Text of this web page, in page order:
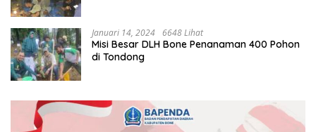
Januari 14, 2024 6648 Lihat
Misi Besar DLH Bone Penanaman 400 Pohon
di Tondong